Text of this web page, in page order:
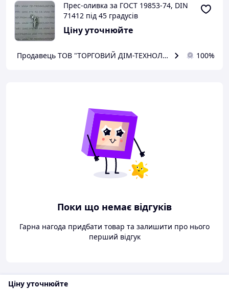
Поки що немає відгуків
Гарна нагода придбати товар та залишити про нього
перший відгук
Прес-оливка за ГОСТ 19853-74, DIN
71412 під 45 градусів
Ціну уточнюйте
Продавець ТОВ "ТОРГОВИЙ ДІМ-ТЕХНОЛОГІЯ" 100%
Ціну уточнюйте